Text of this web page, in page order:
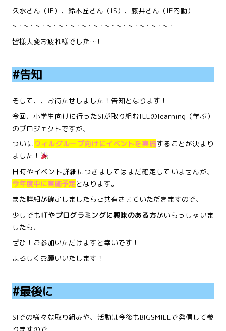
久水さん（IE）、鈴木匠さん（IS）、藤井さん（IE内勤）
~・~・~・~・~・~・~・~・~・~・~・~・~・~・
皆様大変お疲れ様でした…!
#告知
そして、、お待たせしました！告知となります！
今回、小学生向けに行ったSIが取り組むILLのlearning（学ぶ）
のプロジェクトですが、
ついに ウィルグループ向けにイベントを実施することが決まり
ました！
日時やイベント詳細につきましてはまだ確定していませんが、
今年度中に実施予定となります。
また詳細が確定しましたらご共有させていただきますので、
少しでもITやプログラミングに興味のある方がいらっしゃいま
したら、
ぜひ！ご参加いただけますと幸いです！
よろしくお願いいたします！
#最後に
SIでの様々な取り組みや、活動は今後もBIGSMILEで発信して参